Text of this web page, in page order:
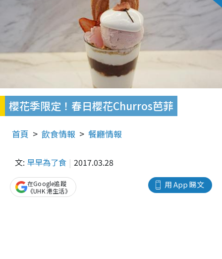
櫻花季限定！春日櫻花Churros芭菲
首頁 飲食情報 餐廳情報
文: 早早為了食 2017.03.28
用 App 睇文
在Google追蹤
《UHK 港生活》